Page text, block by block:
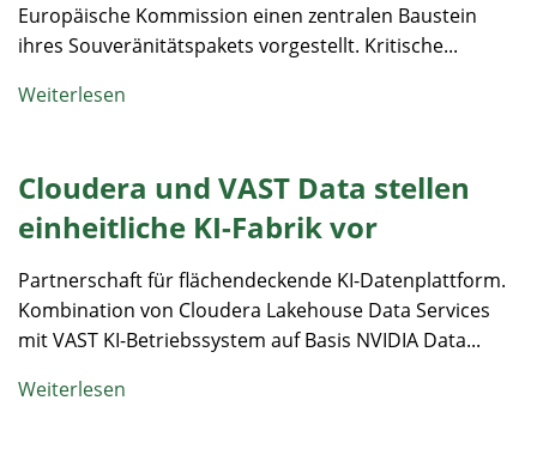
Europäische Kommission einen zentralen Baustein
ihres Souveränitätspakets vorgestellt. Kritische...
Weiterlesen
Cloudera und VAST Data stellen
einheitliche KI-Fabrik vor
Partnerschaft für flächendeckende KI-Datenplattform.
Kombination von Cloudera Lakehouse Data Services
mit VAST KI-Betriebssystem auf Basis NVIDIA Data...
Weiterlesen